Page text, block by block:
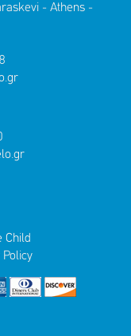
- Athens -
Child
Policy